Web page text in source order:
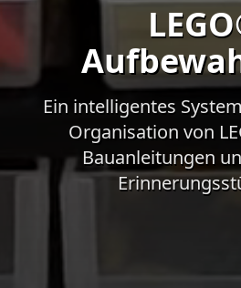
Ein intelligentes
Organisation von
Bauanleitungen